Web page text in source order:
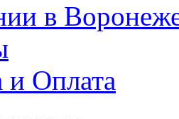
в
и Оплата